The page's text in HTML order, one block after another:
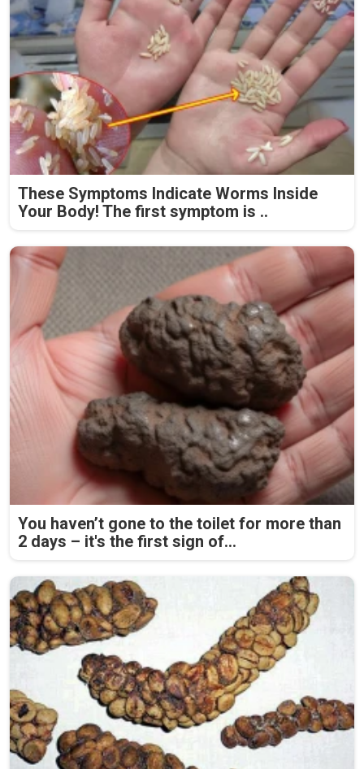
These Symptoms Indicate Worms Inside
Your Body! The first symptom is ..
You haven’t gone to the toilet for more than
2 days – it's the first sign of...